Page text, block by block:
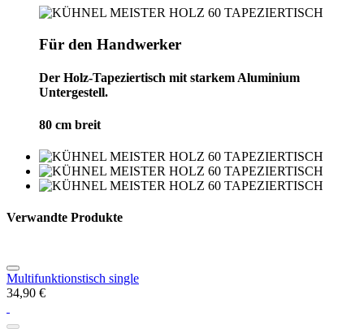
Für den Handwerker
Der Holz-Tapeziertisch mit starkem Aluminium
Untergestell.
80 cm breit
Verwandte Produkte
Multifunktionstisch single
34,90 €